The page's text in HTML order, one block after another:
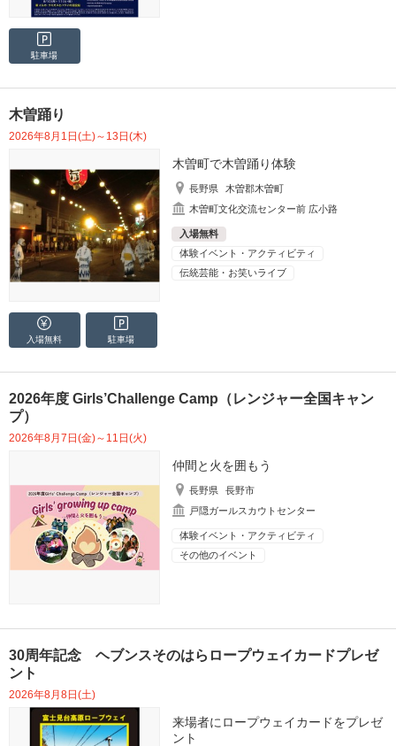
駐車場
木曽踊り
2026年8月1日(土)～13日(木)
木曽町で木曽踊り体験
長野県
木曽郡木曽町
木曽町文化交流センター前 広小路
入場無料
体験イベント・アクティビティ
伝統芸能・お笑いライブ
入場無料 駐車場
2026年度 Girls’Challenge Camp（レンジャー全国キャン
プ）
2026年8月7日(金)～11日(火)
仲間と火を囲もう
長野県
長野市
戸隠ガールスカウトセンター
体験イベント・アクティビティ
その他のイベント
30周年記念 ヘブンスそのはらロープウェイカードプレゼ
ント
2026年8月8日(土)
来場者にロープウェイカードをプレゼ
ント